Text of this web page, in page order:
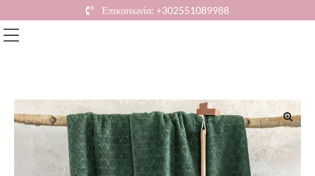
Επικοινωνία: +302551089988
🔍